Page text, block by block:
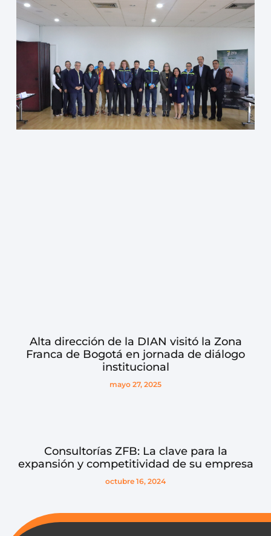
Alta dirección de la DIAN visitó la Zona
Franca de Bogotá en jornada de diálogo
institucional
mayo 27, 2025
Consultorías ZFB: La clave para la
expansión y competitividad de su empresa
octubre 16, 2024